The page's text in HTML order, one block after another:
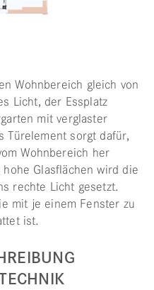
Wohnbereich gleich von
Licht, der Essplatz
mit verglaster
Türelement sorgt dafür,
Wohnbereich her
Glasflächen wird die
rechte Licht gesetzt.
mit je einem Fenster zu
ist.